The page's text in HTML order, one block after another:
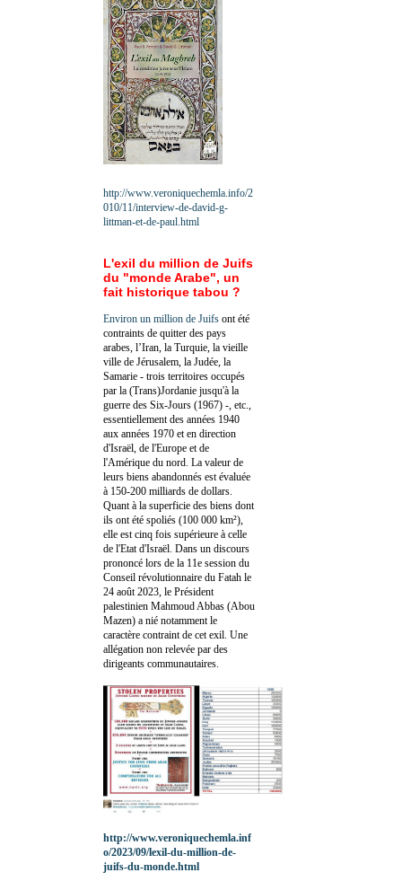
http://www.veroniquechemla.info/2
010/11/interview-de-david-g-
littman-et-de-paul.html
L'exil du million de Juifs
du "monde Arabe", un
fait historique tabou ?
Environ un million de Juifs ont été
contraints de quitter des pays
arabes, l’Iran, la Turquie, la vieille
ville de Jérusalem, la Judée, la
Samarie - trois territoires occupés
par la (Trans)Jordanie jusqu'à la
guerre des Six-Jours (1967) -, etc.,
essentiellement des années 1940
aux années 1970 et en direction
d'Israël, de l'Europe et de
l'Amérique du nord. La valeur de
leurs biens abandonnés est évaluée
à 150-200 milliards de dollars.
Quant à la superficie des biens dont
ils ont été spoliés (100 000 km²),
elle est cinq fois supérieure à celle
de l'Etat d'Israël. Dans un discours
prononcé lors de la 11e session du
Conseil révolutionnaire du Fatah le
24 août 2023, le Président
palestinien Mahmoud Abbas (Abou
Mazen) a nié notamment le
caractère contraint de cet exil. Une
allégation non relevée par des
dirigeants communautaires.
http://www.veroniquechemla.inf
o/2023/09/lexil-du-million-de-
juifs-du-monde.html